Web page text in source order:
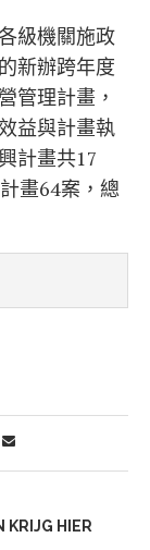
級機關施政
新辦跨年度
管理計畫，
益與計畫執
計畫共17
畫64案，總
KRIJG HIER